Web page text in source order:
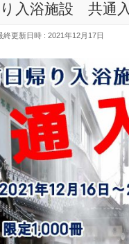
入浴施設 共通
終更新日時 : 2021年12月17日